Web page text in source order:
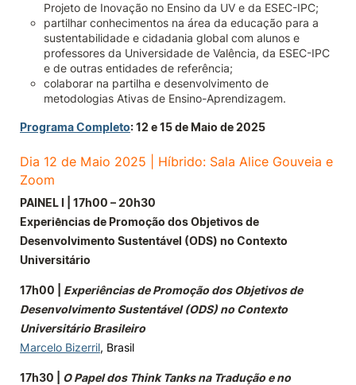
Projeto de Inovação no Ensino da UV e da ESEC-IPC;
partilhar conhecimentos na área da educação para a
sustentabilidade e cidadania global com alunos e
professores da Universidade de Valência, da ESEC-IPC
e de outras entidades de referência;
colaborar na partilha e desenvolvimento de
metodologias Ativas de Ensino-Aprendizagem.
Programa Completo: 12 e 15 de Maio de 2025
Dia 12 de Maio 2025 | Híbrido: Sala Alice Gouveia e
Zoom
PAINEL I | 17h00 – 20h30
Experiências de Promoção dos Objetivos de
Desenvolvimento Sustentável (ODS) no Contexto
Universitário
17h00 | Experiências de Promoção dos Objetivos de
Desenvolvimento Sustentável (ODS) no Contexto
Universitário Brasileiro
Marcelo Bizerril, Brasil
17h30 | O Papel dos Think Tanks na Tradução e no